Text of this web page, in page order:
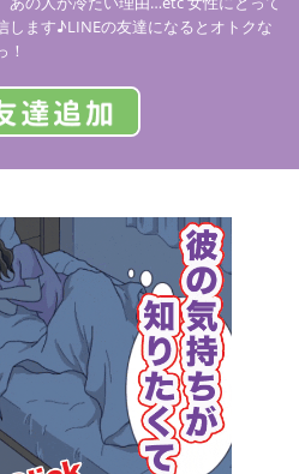
します♪LINEの友達になるとオトクな